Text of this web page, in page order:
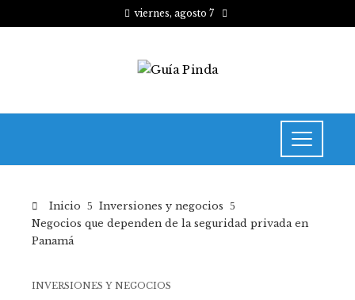
viernes, agosto 7
Inicio
Inversiones y negocios
Negocios que dependen de la seguridad privada en
Panamá
INVERSIONES Y NEGOCIOS